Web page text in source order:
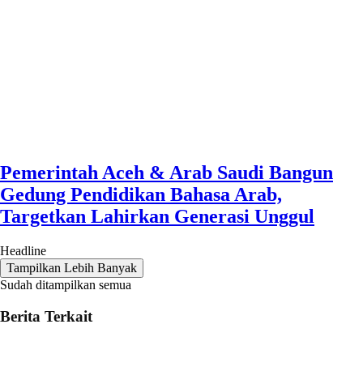
Pemerintah Aceh & Arab Saudi Bangun
Gedung Pendidikan Bahasa Arab,
Targetkan Lahirkan Generasi Unggul
Headline
Tampilkan Lebih Banyak
Sudah ditampilkan semua
Berita Terkait